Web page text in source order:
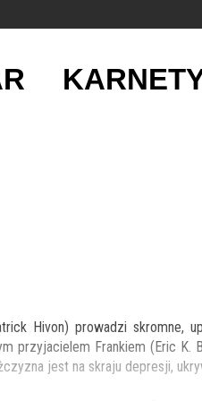
Hivon) prowadzi skromne,
przyjacielem Frankiem (Eric K.
jest na skraju depresji,